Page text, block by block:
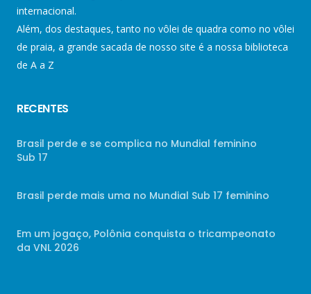
internacional.
Além, dos destaques, tanto no vôlei de quadra como no vôlei
de praia, a grande sacada de nosso site é a nossa biblioteca
de A a Z
RECENTES
Brasil perde e se complica no Mundial feminino
Sub 17
Brasil perde mais uma no Mundial Sub 17 feminino
Em um jogaço, Polônia conquista o tricampeonato
da VNL 2026